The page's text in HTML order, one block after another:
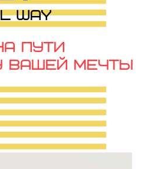
пути
вашей мечты